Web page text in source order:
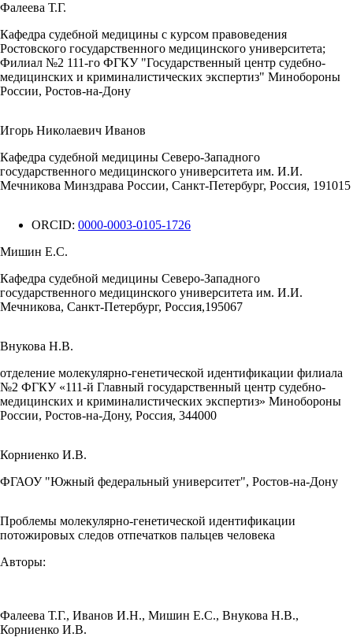
Фалеева Т.Г.
Кафедра судебной медицины с курсом правоведения
Ростовского государственного медицинского университета;
Филиал №2 111-го ФГКУ "Государственный центр судебно-
медицинских и криминалистических экспертиз" Минобороны
России, Ростов-на-Дону
Игорь Николаевич Иванов
Кафедра судебной медицины Северо-Западного
государственного медицинского университета им. И.И.
Мечникова Минздрава России, Санкт-Петербург, Россия, 191015
ORCID: 0000-0003-0105-1726
Мишин Е.С.
Кафедра судебной медицины Северо-Западного
государственного медицинского университета им. И.И.
Мечникова, Санкт-Петербург, Россия,195067
Внукова Н.В.
отделение молекулярно-генетической идентификации филиала
№2 ФГКУ «111-й Главный государственный центр судебно-
медицинских и криминалистических экспертиз» Минобороны
России, Ростов-на-Дону, Россия, 344000
Корниенко И.В.
ФГАОУ "Южный федеральный университет", Ростов-на-Дону
Проблемы молекулярно-генетической идентификации
потожировых следов отпечатков пальцев человека
Авторы:
Фалеева Т.Г., Иванов И.Н., Мишин Е.С., Внукова Н.В.,
Корниенко И.В.